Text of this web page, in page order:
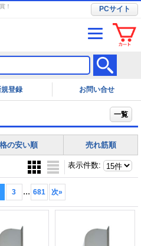
！
PCサイト
お問い合せ
一覧
の安い順 売れ筋順
表示件数:
3 ... 681 次»